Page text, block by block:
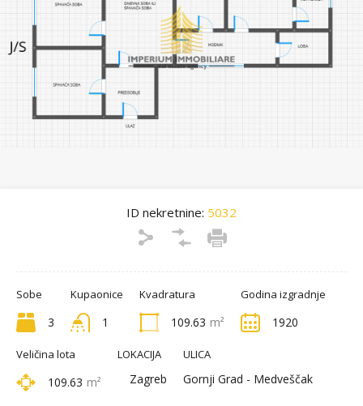
ID nekretnine: 5032
Sobe
3
Kupaonice
1
Kvadratura
109.63 m²
Godina izgradnje
1920
Veličina lota
109.63 m²
LOKACIJA
Zagreb
ULICA
Gornji Grad - Medveščak